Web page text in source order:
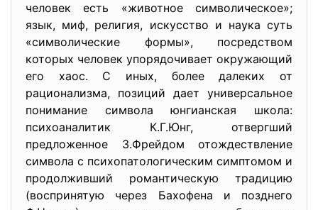
человек есть «животное символическое»;
язык, миф, религия, искусство и наука суть
«символические формы», посредством
которых человек упорядочивает окружающий
его хаос. С иных, более далеких от
рационализма, позиций дает универсальное
понимание символа юнгианская школа:
психоаналитик К.Г.Юнг, отвергший
предложенное З.Фрейдом отождествление
символа с психопатологическим симптомом и
продолживший романтическую традицию
(воспринятую через Бахофена и позднего